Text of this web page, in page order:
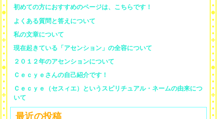
初めての方におすすめのページは、こちらです！
よくある質問と答えについて
私の文章について
現在起きている「アセンション」の全容について
２０１２年のアセンションについて
Ｃｅｃｙｅさんの自己紹介です！
Ｃｅｃｙｅ（セスィエ）というスピリチュアル・ネームの由来につ
いて
最近の投稿